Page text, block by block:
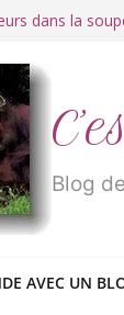
dans la
de merde » !
» ou «
idéologiques
Blog
AVEC UN